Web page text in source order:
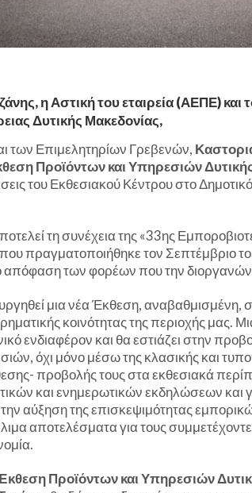
η Αστική του εταιρεία (ΑΕΠΕ) και
Δυτικής Μακεδονίας,
των Επιμελητηρίων Γρεβενών,
Προϊόντων και Υπηρεσιών
του Εκθεσιακού Κέντρου στο
τη συνέχεια της «33ης
πραγματοποιήθηκε τον Σεπτέμβριο
απόφαση των φορέων που την
μια νέα Έκθεση, αναβαθμισμένη,
κοινότητας της περιοχής μας.
ενδιαφέρον και θα εστιάζει στην
όχι μόνο μέσω της κλασικής και
προβολής τους στα εκθεσιακά
και ενημερωτικών εκδηλώσεων και
αύξηση της επισκεψιμότητας
αποτελέσματα για τους
Προϊόντων και Υπηρεσιών